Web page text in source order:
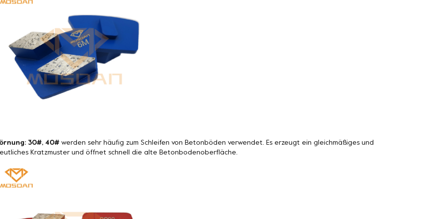
30#, 40# werden sehr häufig zum Schleifen von Betonböden verwendet. Es erzeugt ein gleichmäßiges und
Kratzmuster und öffnet schnell die alte Betonbodenoberfläche.